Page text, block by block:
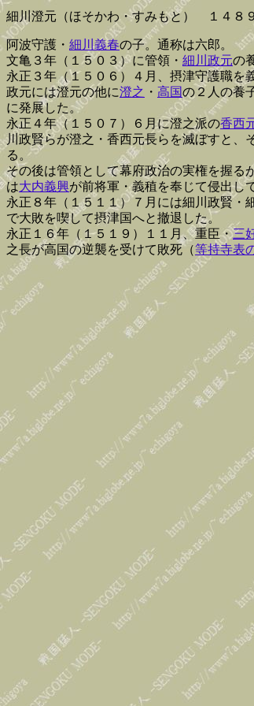
細川澄元（ほそかわ・すみもと） １４８
阿波守護・ 細川義春の子。通称は六郎。
文亀３年（１５０３）に管領・ 細川政元の
永正３年（１５０６）４月、摂津守護職を
政元には澄元の他に澄之 ・ 高国の２人の養
に発展した。
永正４年（１５０７）６月に澄之派の香西
川政賢らが澄之・香西元長らを滅ぼすと、
る。
その後は管領として幕府政治の実権を握る
は大内義興が前将軍・義稙を奉じて侵出し
永正８年（１５１１）７月には細川政賢・
で大敗を喫して摂津国へと撤退した。
永正１６年（１５１９）１１月、重臣・三
之長が高国の逆襲を受けて敗死（等持寺表